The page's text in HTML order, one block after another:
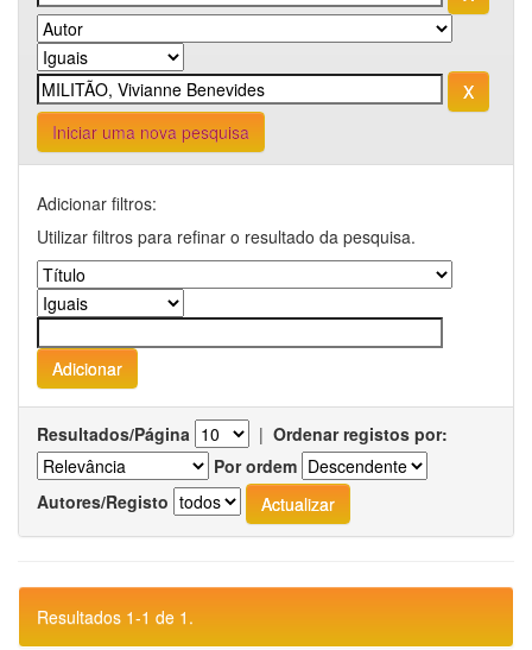
Iniciar uma nova pesquisa
Adicionar filtros:
Utilizar filtros para refinar o resultado da pesquisa.
Resultados/Página | Ordenar registos por:
Por ordem
Autores/Registo
Resultados 1-1 de 1.